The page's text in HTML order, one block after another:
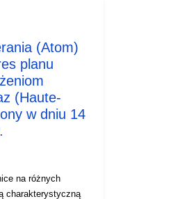
(Atom)
planu
(Haute-
w dniu 14
na różnych
charakterystyczną